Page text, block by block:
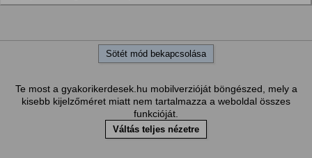
Sötét mód bekapcsolása
Te most a gyakorikerdesek.hu mobilverzióját böngészed, mely a
kisebb kijelzőméret miatt nem tartalmazza a weboldal összes
funkcióját.
Váltás teljes nézetre